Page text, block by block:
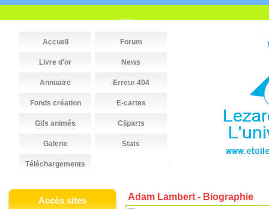
Accueil Forum
Livre d'or News
Annuaire Erreur 404
Fonds création E-cartes
Gifs animés Cliparts
Galerie Stats
Téléchargements
Accès sites Adam Lambert - Biographie